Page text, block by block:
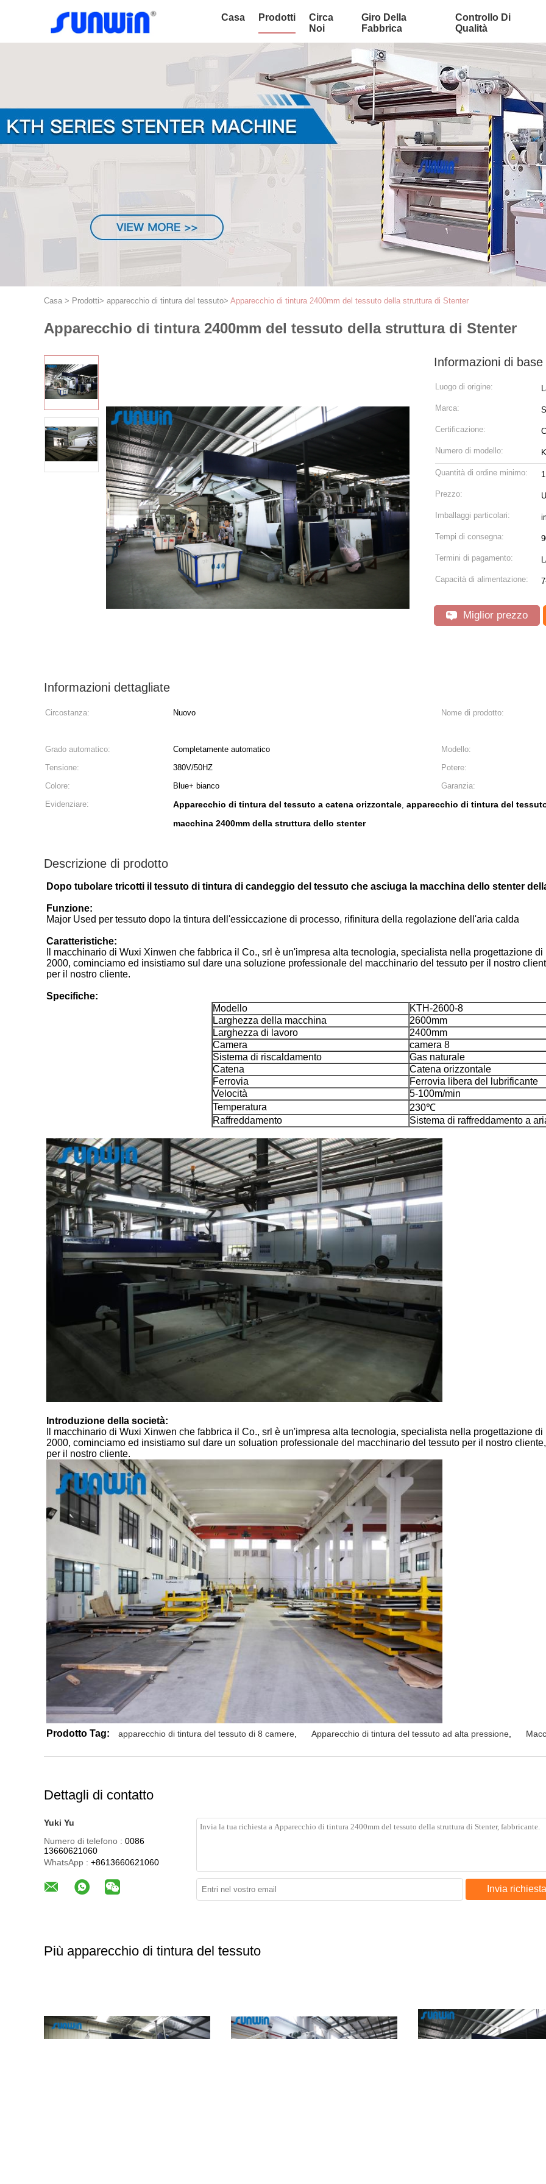
Casa Prodotti
Circa
Noi
Giro Della
Fabbrica
Controllo Di
Qualità
Casa > Prodotti> apparecchio di tintura del tessuto> Apparecchio di tintura 2400mm del tessuto della struttura di Stenter
Apparecchio di tintura 2400mm del tessuto della struttura di Stenter
Informazioni di base
Luogo di origine:
Marca:
Certificazione:
Numero di modello:
Quantità di ordine minimo:
Prezzo:
Imballaggi particolari:
Tempi di consegna:
Termini di pagamento:
Capacità di alimentazione:
Miglior prezzo
Informazioni dettagliate
Circostanza: Nuovo Nome di prodotto:
Grado automatico: Completamente automatico
Modello:
Tensione:
380V/50HZ
Potere:
Colore:
Blue+ bianco
Garanzia:
Evidenziare:
Apparecchio di tintura del tessuto a catena orizzontale, apparecchio di tintura del
macchina 2400mm della struttura dello stenter
Descrizione di prodotto
Dopo tubolare tricotti il tessuto di tintura di candeggio del tessuto che asciuga la macchina dello stenter
Funzione:
Major Used per tessuto dopo la tintura dell'essiccazione di processo, rifinitura della regolazione dell'aria calda
Caratteristiche:
Il macchinario di Wuxi Xinwen che fabbrica il Co., srl è un'impresa alta tecnologia, specialista nella progettazione
2000, cominciamo ed insistiamo sul dare una soluzione professionale del macchinario del tessuto per il nostro
per il nostro cliente.
Specifiche:
Modello
KTH-2600-8
Larghezza della macchina
2600mm
Larghezza di lavoro
2400mm
Camera
camera 8
Sistema di riscaldamento
Gas naturale
Catena
Catena orizzontale
Ferrovia
Ferrovia libera del lubrificante
Velocità
5-100m/min
Temperatura
230℃
Raffreddamento
Sistema di raffreddamento a
Introduzione della società:
Il macchinario di Wuxi Xinwen che fabbrica il Co., srl è un'impresa alta tecnologia, specialista nella progettazione
2000, cominciamo ed insistiamo sul dare un soluation professionale del macchinario del tessuto per il nostro
per il nostro cliente.
Prodotto Tag: apparecchio di tintura del tessuto di 8 camere Apparecchio di tintura del tessuto ad alta pressione
Dettagli di contatto
Yuki Yu
Numero di telefono : 0086
13660621060
WhatsApp : +8613660621060
Invia richiesta
Più apparecchio di tintura del tessuto